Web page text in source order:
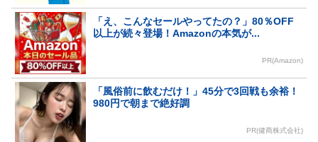
「え、こんなセールやってたの？」80％OFF
以上が続々登場！Amazonの本気が...
PR(Amazon)
「風俗前に飲むだけ！」45分で3回戦も余裕！
980円で朝まで絶好調
PR(健商株式会社)